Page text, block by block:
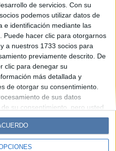
de servicios. Con su
podemos utilizar datos de
e identificación mediante las
Puede hacer clic para otorgarnos
a nuestros 1733 socios para
previamente descrito. De
clic para denegar su
más detallada y
de otorgar su consentimiento.
de sus datos
su consentimiento, pero usted
procesamiento. Sus
este sitio web. Puede cambiar
en cualquier
y haciendo clic en el botón
Noticias
Fortuna
Parabrisas
Supercampo